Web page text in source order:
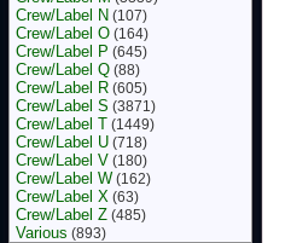
Crew/Label N (107)
Crew/Label O (164)
Crew/Label P (645)
Crew/Label Q (88)
Crew/Label R (605)
Crew/Label S (3871)
Crew/Label T (1449)
Crew/Label U (718)
Crew/Label V (180)
Crew/Label W (162)
Crew/Label X (63)
Crew/Label Z (485)
Various (893)